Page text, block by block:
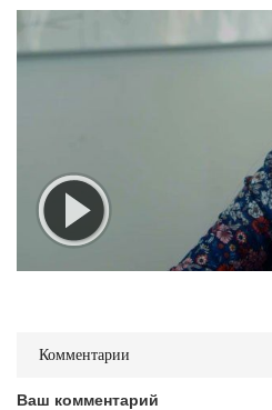
Комментарии
Ваш комментарий